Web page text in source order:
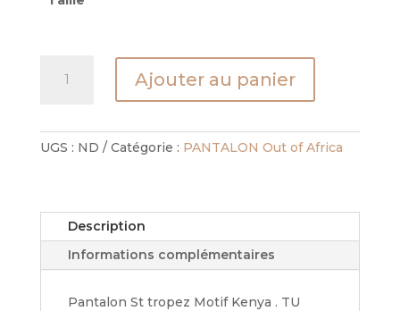
TROPEZ
Ajouter au panier
UGS : ND Catégorie : PANTALON Out of Africa
Description
Informations complémentaires
Pantalon St tropez Motif Kenya . TU